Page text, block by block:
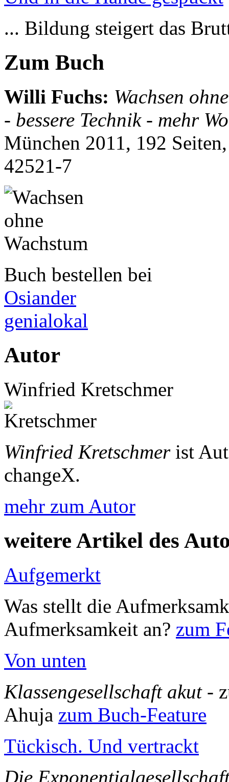
... Bildung steigert das
Zum Buch
Willi Fuchs: Wachsen
- bessere Technik - mehr
München 2011, 192
42521-7
Buch bestellen bei
Osiander
genialokal
Autor
Winfried Kretschmer
Winfried Kretschmerist
changeX.
mehr zum Autor
weitere Artikel des
Aufgemerkt
Was stellt die
Aufmerksamkeit an? zum
Von unten
Klassengesellschaft akut-
Ahuja zum Buch-Feature
Tückisch. Und vertrackt
Die